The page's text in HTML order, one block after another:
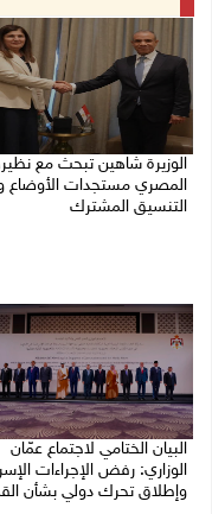
الوزيرة شاهين تبحث مع
المصري مستجدات الأوضاع
التنسيق المشترك
البيان الختامي لاجتماع عمّان
الوزاري: رفض الإجراءات
وإطلاق تحرك دولي بشأن